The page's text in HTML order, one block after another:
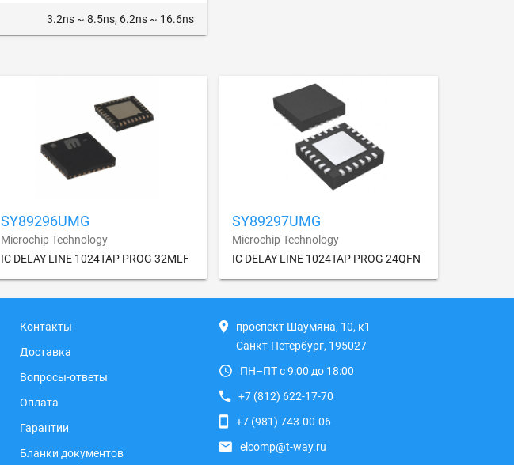
3.2ns ~ 8.5ns, 6.2ns ~ 16.6ns
SY89296UMG
Microchip Technology
IC DELAY LINE 1024TAP PROG 32MLF
SY89297UMG
Microchip Technology
IC DELAY LINE 1024TAP PROG 24QFN
Контакты
Доставка
Вопросы-ответы
Оплата
Гарантии
Бланки документов
проспект Шаумяна, 10, к1
Санкт-Петербург, 195027
ПН–ПТ с 9:00 до 18:00
+7 (812) 622-17-70
+7 (981) 743-00-06
elcomp@t-way.ru